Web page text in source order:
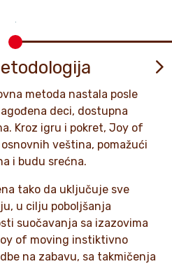
metoda nastala posle
deci, dostupna
Kroz igru i pokret, Joy of
veština, pomažući
i budu srećna.
tako da uključuje sve
u cilju poboljšanja
suočavanja sa izazovima
of moving instiktivno
na zabavu, sa takmičenja